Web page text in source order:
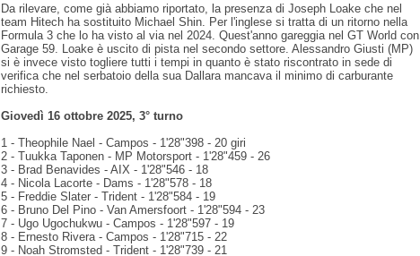
Da rilevare, come già abbiamo riportato, la presenza di Joseph Loake che nel
team Hitech ha sostituito Michael Shin. Per l'inglese si tratta di un ritorno nella
Formula 3 che lo ha visto al via nel 2024. Quest'anno gareggia nel GT World con
Garage 59. Loake è uscito di pista nel secondo settore. Alessandro Giusti (MP)
si è invece visto togliere tutti i tempi in quanto è stato riscontrato in sede di
verifica che nel serbatoio della sua Dallara mancava il minimo di carburante
richiesto.
Giovedì 16 ottobre 2025, 3° turno
1 - Theophile Nael - Campos - 1'28"398 - 20 giri
2 - Tuukka Taponen - MP Motorsport - 1'28"459 - 26
3 - Brad Benavides - AIX - 1'28"546 - 18
4 - Nicola Lacorte - Dams - 1'28"578 - 18
5 - Freddie Slater - Trident - 1'28"584 - 19
6 - Bruno Del Pino - Van Amersfoort - 1'28"594 - 23
7 - Ugo Ugochukwu - Campos - 1'28"597 - 19
8 - Ernesto Rivera - Campos - 1'28"715 - 22
9 - Noah Stromsted - Trident - 1'28"739 - 21